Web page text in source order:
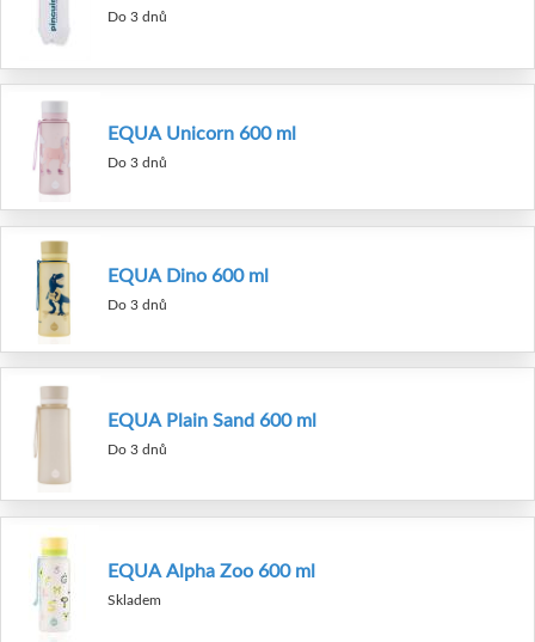
Do 3 dnů
EQUA Unicorn 600 ml
Do 3 dnů
EQUA Dino 600 ml
Do 3 dnů
EQUA Plain Sand 600 ml
Do 3 dnů
EQUA Alpha Zoo 600 ml
Skladem